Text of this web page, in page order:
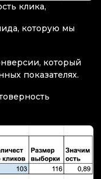
клика,
которую мы
который
показателях.